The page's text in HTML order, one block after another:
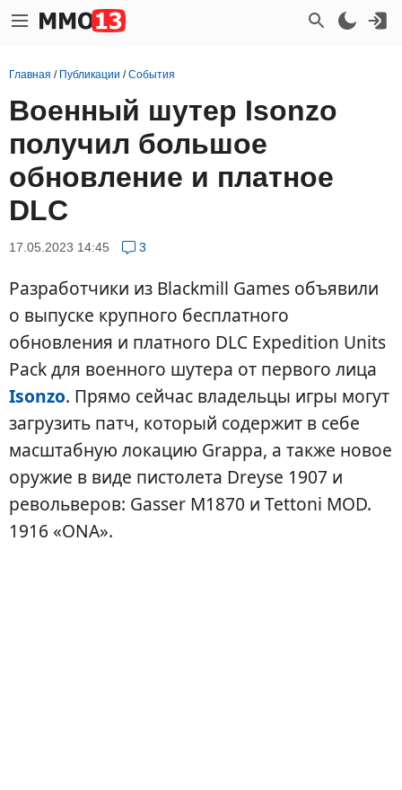
Главная / Публикации /События
Военный шутер Isonzo
получил большое
обновление и платное
DLC
17.05.2023 14:45 3
Разработчики из Blackmill Games объявили
о выпуске крупного бесплатного
обновления и платного DLC Expedition Units
Pack для военного шутера от первого лица
Isonzo. Прямо сейчас владельцы игры могут
загрузить патч, который содержит в себе
масштабную локацию Grappa, а также новое
оружие в виде пистолета Dreyse 1907 и
револьверов: Gasser M1870 и Tettoni MOD.
1916 «ONA».